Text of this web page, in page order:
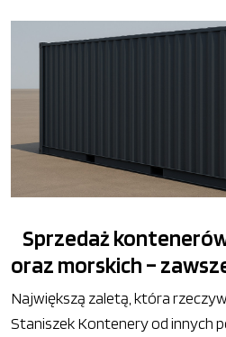
Sprzedaż
oraz morskich –
Największą zaletą, która
Staniszek Kontenery od innych